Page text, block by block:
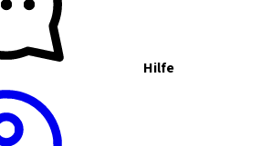
Hilfe